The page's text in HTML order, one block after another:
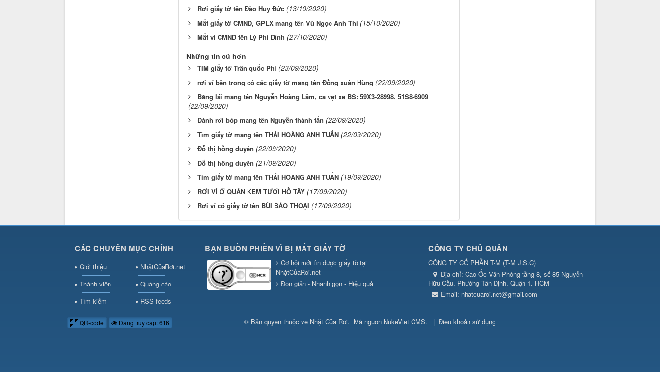
Rơi giấy tờ tên Đào Huy Đức (13/10/2020)
Mất giấy tờ CMND, GPLX mang tên Vũ Ngọc Anh Thi (15/10/2020)
Mất ví CMND tên Lý Phi Đỉnh (27/10/2020)
Những tin cũ hơn
TÌM giấy tờ Trần quốc Phi (23/09/2020)
rơi ví bên trong có các giấy tờ mang tên Đồng xuân Hùng (22/09/2020)
Bằng lái mang tên Nguyễn Hoàng Lâm, ca vẹt xe BS: 59X3-28998. 51S8-6909
(22/09/2020)
Đánh rơi bóp mang tên Nguyễn thành tấn (22/09/2020)
Tìm giấy tờ mang tên THÁI HOÀNG ANH TUẤN (22/09/2020)
Đỗ thị hồng duyên (22/09/2020)
Đỗ thị hồng duyên (21/09/2020)
Tìm giấy tờ mang tên THÁI HOÀNG ANH TUẤN (19/09/2020)
RƠI VÍ Ở QUÁN KEM TƯƠI HỒ TÂY (17/09/2020)
Rơi ví có giấy tờ tên BÙI BẢO THOẠI (17/09/2020)
CÁC CHUYÊN MỤC CHÍNH
Giới thiệu
NhặtCủaRơi.net
Thành viên
Quảng cáo
Tìm kiếm
RSS-feeds
BẠN BUỒN PHIỀN VÌ BỊ MẤT GIẤY TỜ
Cơ hội mới tìn được giấy tờ tại
NhặtCủaRơi.net
Đon giản - Nhanh gọn - Hiệu quả
CÔNG TY CHỦ QUẢN
CÔNG TY CỔ PHẦN T-M (T-M J.S.C)
Địa chỉ: Cao Ốc Văn Phòng tầng 8, số 85 Nguyễn
Hữu Cầu, Phường Tân Định, Quận 1, HCM
Email: nhatcuaroi.net@gmail.com
QR-code Đang truy cập: 616 © Bản quyền thuộc về Nhặt Của Rơi. Mã nguồn NukeViet CMS. | Điều khoản sử dụng